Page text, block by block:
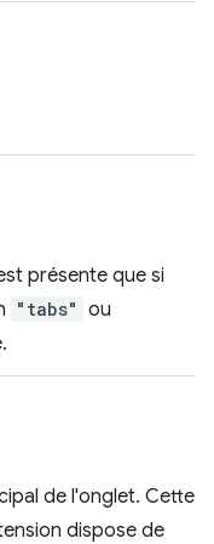
présente que si
"tabs" ou
de l'onglet. Cette
dispose de